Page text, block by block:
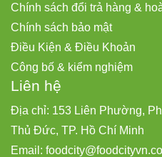
Chính sách đổi trả hàng &
Chính sách bảo mật
Điều Kiện & Điều Khoản
Công bố & kiểm nghiệm
Liên hệ
Địa chỉ: 153 Liên Phường,
Thủ Đức, TP. Hồ Chí Minh
Email: foodcity@